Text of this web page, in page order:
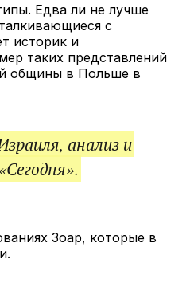
Едва ли не лучше
с
историк и
таких представлений
общины в Польше в
анализ и
«Сегодня».
Зоар, которые в